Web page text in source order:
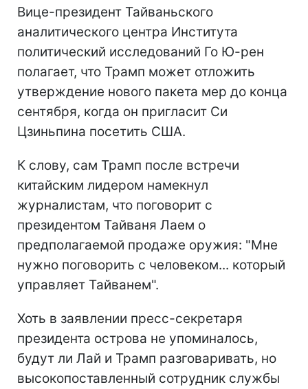
Вице-президент Тайваньского
аналитического центра Института
политический исследований Го Ю-рен
полагает, что Трамп может отложить
утверждение нового пакета мер до конца
сентября, когда он пригласит Си
Цзиньпина посетить США.
К слову, сам Трамп после встречи
китайским лидером намекнул
журналистам, что поговорит с
президентом Тайваня Лаем о
предполагаемой продаже оружия: "Мне
нужно поговорить с человеком... который
управляет Тайванем".
Хоть в заявлении пресс-секретаря
президента острова не упоминалось,
будут ли Лай и Трамп разговаривать, но
высокопоставленный сотрудник службы